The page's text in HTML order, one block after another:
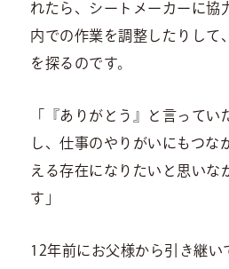
れたら、シートメーカーに協
内での作業を調整したりして
を探るのです。
「『ありがとう』と言ってい
し、仕事のやりがいにもつな
える存在になりたいと思いな
す」
12年前にお父様から引き継い